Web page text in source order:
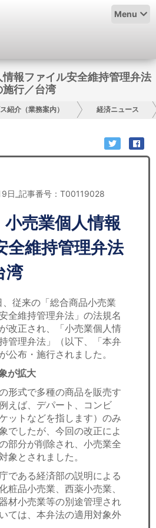
Menu
報ファイル安全維持管理弁法
施行／台湾
紹介（業務案内） 経済ニュース
日_記事番号：T00119028
売業個人情報
全維持管理弁法
湾
従来の「総合商品小売業
全維持管理弁法」の法規名
改正され、「小売業個人情
管理弁法」（以下、「本弁
公布・施行されました。
が拡大
形式で多種の商品を販売す
えば、デパート、コンビ
ットなどを指します）のみ
でしたが、今回の改正によ
部分が削除され、小売業全
象とされました。
である経済部の説明による
粧品小売業、西薬小売業、
材小売業等の別途管理され
ては、本弁法の適用対象外